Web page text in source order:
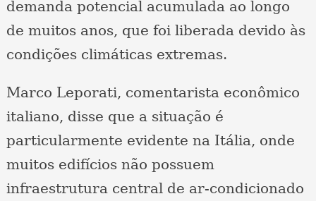
demanda potencial acumulada ao longo
de muitos anos, que foi liberada devido às
condições climáticas extremas.
Marco Leporati, comentarista econômico
italiano, disse que a situação é
particularmente evidente na Itália, onde
muitos edifícios não possuem
infraestrutura central de ar-condicionado